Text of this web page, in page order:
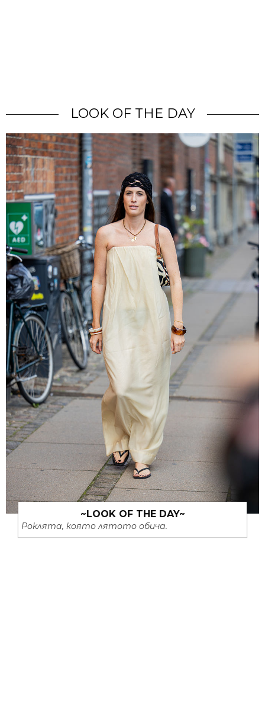
LOOK OF THE DAY
~LOOK OF THE DAY~
Роклята, която лятото обича.